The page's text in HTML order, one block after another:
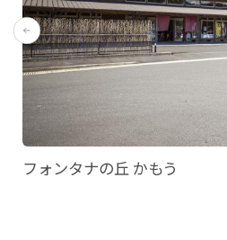
フォンタナの丘 かもう